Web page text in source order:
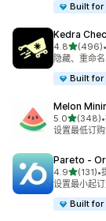
Built for
Kedra
4.8星（满分
(496)
总共 496 条 •
隐藏、重命
Built for
Melon
5.0星（满分
(348)
总共 348 条•
设置最低订
Pareto ‑
4.9星（满分
(131)
总共 131 条•
设置最小起
Built for